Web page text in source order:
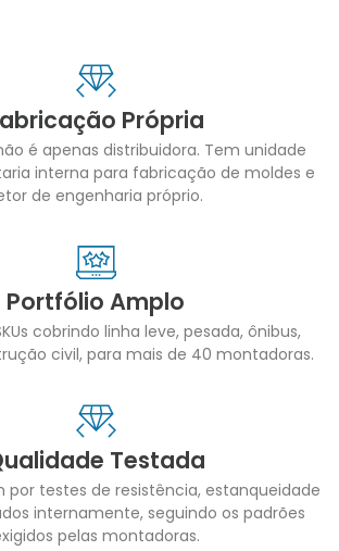
Própria
é apenas distribuidora. Tem unidade
interna para fabricação de moldes e
de engenharia próprio.
Portfólio Amplo
cobrindo linha leve, pesada, ônibus,
civil, para mais de 40 montadoras.
Testada
por testes de resistência, estanqueidade
internamente, seguindo os padrões
pelas montadoras.